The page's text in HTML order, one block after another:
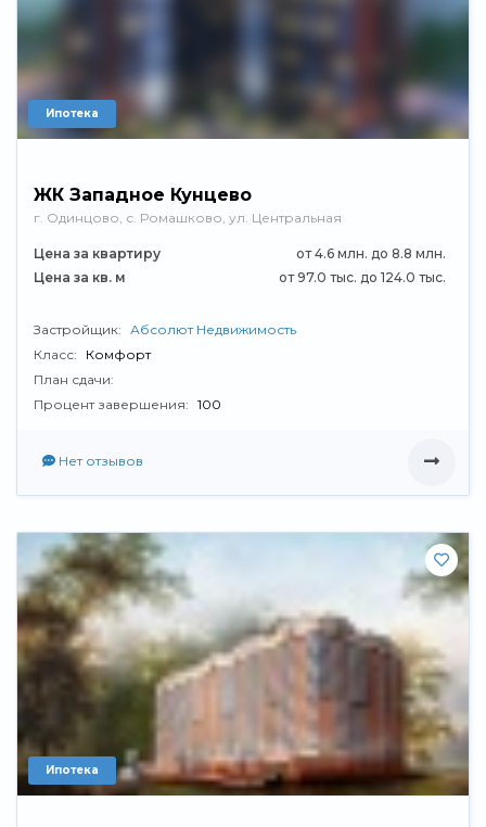
Ипотека
ЖК Западное Кунцево
г. Одинцово, с. Ромашково, ул. Центральная
Цена за квартиру
от 4.6 млн. до 8.8 млн.
Цена за кв. м
от 97.0 тыс. до 124.0 тыс.
Застройщик: Абсолют Недвижимость
Класс:
Комфорт
План сдачи:
Процент завершения: 100
Нет отзывов
Ипотека